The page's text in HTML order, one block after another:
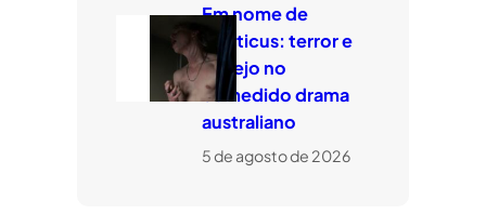
Em nome de
Leviticus: terror e
desejo no
comedido drama
australiano
5 de agosto de 2026